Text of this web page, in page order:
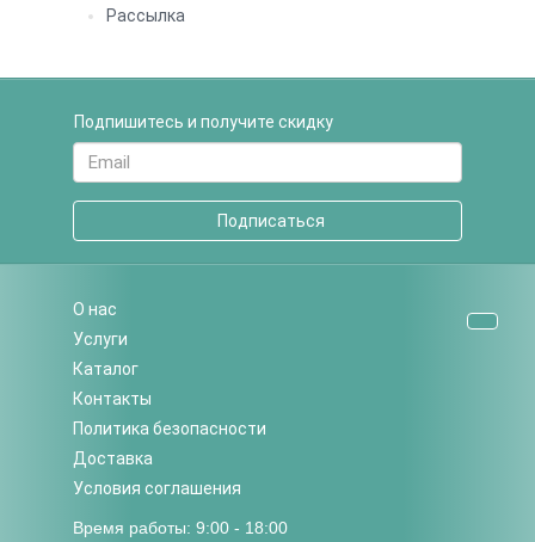
Рассылка
Подпишитесь и получите скидку
Подписаться
О нас
Услуги
Каталог
Контакты
Политика безопасности
Доставка
Условия соглашения
Время работы: 9:00 - 18:00